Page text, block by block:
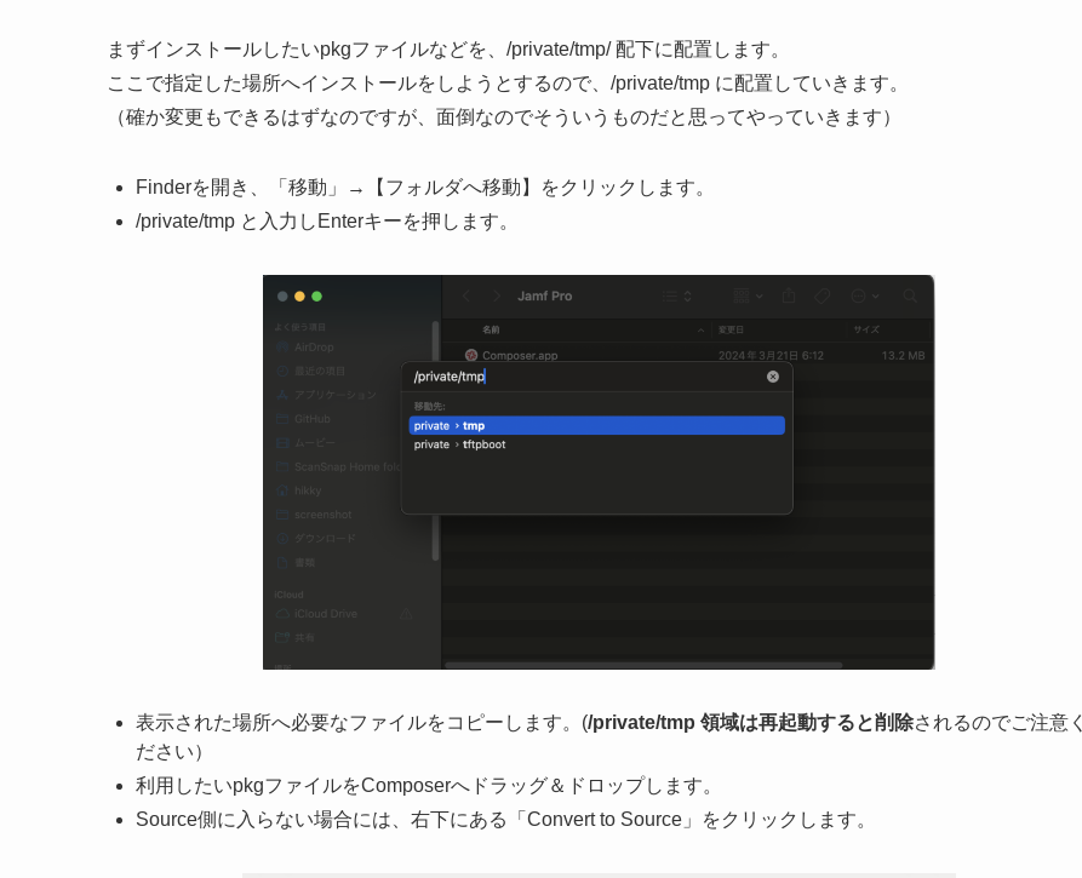
まずインストールしたいpkgファイルなどを、/private/tmp/ 配下に配置します。
ここで指定した場所へインストールをしようとするので、/private/tmp に配置していきます。
（確か変更もできるはずなのですが、面倒なのでそういうものだと思ってやっていきます）
Finderを開き、「移動」→【フォルダへ移動】をクリックします。
/private/tmp と入力しEnterキーを押します。
表示された場所へ必要なファイルをコピーします。(/private/tmp 領域は再起動すると削除されるのでご注意く
ださい）
利用したいpkgファイルをComposerへドラッグ＆ドロップします。
Source側に入らない場合には、右下にある「Convert to Source」をクリックします。